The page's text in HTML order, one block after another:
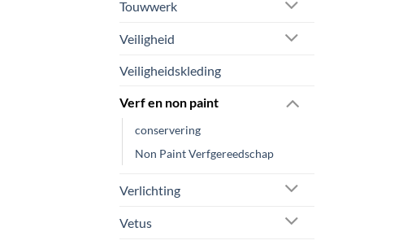
Touwwerk
Veiligheid
Veiligheidskleding
Verf en non paint
conservering
Non Paint Verfgereedschap
Verlichting
Vetus